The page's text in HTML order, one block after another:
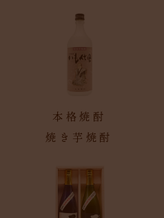
本格焼酎
焼き芋焼酎